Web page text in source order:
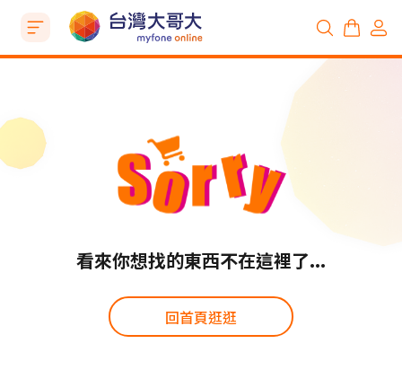
看來你想找的東西不在這裡了...
回首頁逛逛